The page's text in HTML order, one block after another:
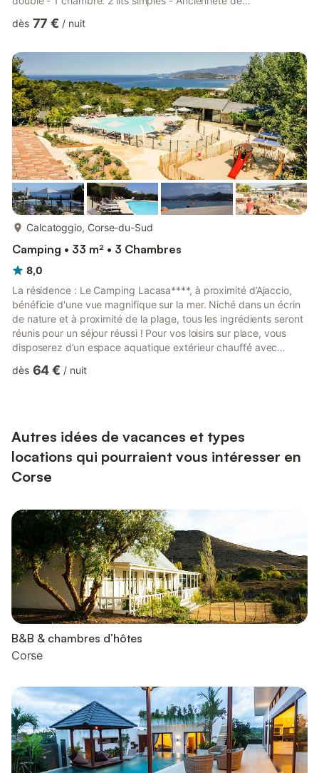
Inclus dans le prix - Télévision: Inclus dans le prix - Étendoir -
Réfrigérateur - Vaisselle et ustensiles de cuisine - Cafetière
électrique - Type de salle de bain: Avec douche - Type de t...
dès 77 € / nuit
Calcatoggio, Corse-du-Sud
Camping • 33 m² • 3 Chambres
8,0
La résidence : Le Camping Lacasa****, à proximité d’Ajaccio,
bénéficie d'une vue magnifique sur la mer. Niché dans un écrin
de nature et à proximité de la plage, tous les ingrédients seront
réunis pour un séjour réussi ! Pour vos loisirs sur place, vous
disposerez d’un espace aquatique extérieur chauffé avec
aquatiques ludiques est accessible pour la joie des plus petits
dès 64 € / nuit
Autres idées de vacances et types
locations qui pourraient vous intéresser en
Corse
B&B & chambres d’hôtes
Corse